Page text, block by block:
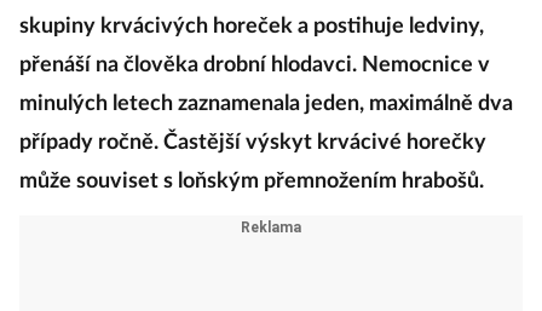
skupiny krvácivých horeček a postihuje ledviny,
přenáší na člověka drobní hlodavci. Nemocnice v
minulých letech zaznamenala jeden, maximálně dva
případy ročně. Častější výskyt krvácivé horečky
může souviset s loňským přemnožením hrabošů.